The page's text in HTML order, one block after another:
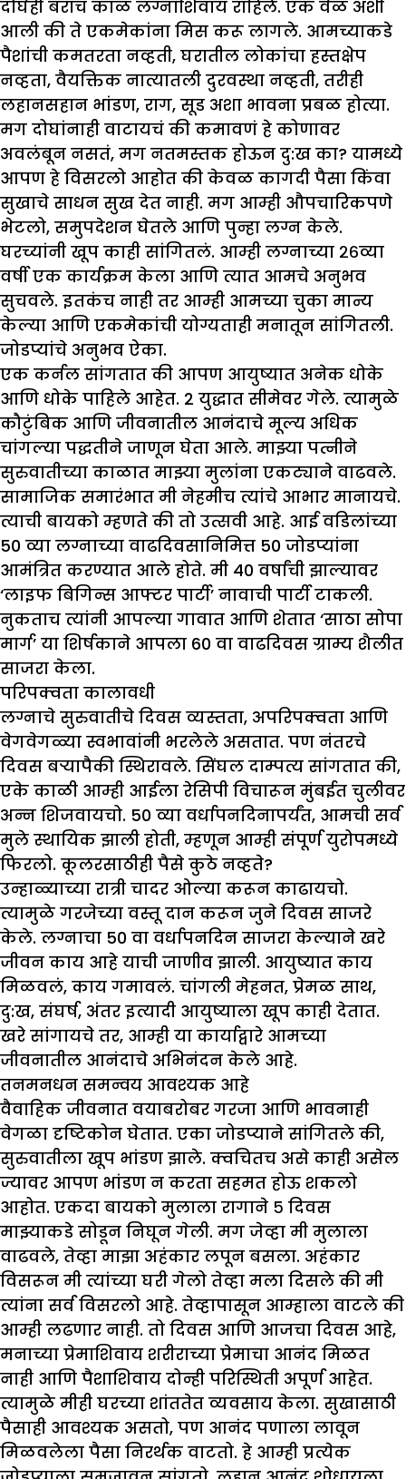
दोघेही बराच काळ लग्नाशिवाय राहिले. एक वेळ अशी
आली की ते एकमेकांना मिस करू लागले. आमच्याकडे
पैशांची कमतरता नव्हती, घरातील लोकांचा हस्तक्षेप
नव्हता, वैयक्तिक नात्यातली दुरवस्था नव्हती, तरीही
लहानसहान भांडण, राग, सूड अशा भावना प्रबळ होत्या.
मग दोघांनाही वाटायचं की कमावणं हे कोणावर
अवलंबून नसतं, मग नतमस्तक होऊन दु:ख का? यामध्ये
आपण हे विसरलो आहोत की केवळ कागदी पैसा किंवा
सुखाचे साधन सुख देत नाही. मग आम्ही औपचारिकपणे
भेटलो, समुपदेशन घेतले आणि पुन्हा लग्न केले.
घरच्यांनी खूप काही सांगितलं. आम्ही लग्नाच्या २६व्या
वर्षी एक कार्यक्रम केला आणि त्यात आमचे अनुभव
सुचवले. इतकंच नाही तर आम्ही आमच्या चुका मान्य
केल्या आणि एकमेकांची योग्यताही मनातून सांगितली.
जोडप्यांचे अनुभव ऐका.
एक कर्नल सांगतात की आपण आयुष्यात अनेक धोके
आणि धोके पाहिले आहेत. 2 युद्धात सीमेवर गेले. त्यामुळे
कौटुंबिक आणि जीवनातील आनंदाचे मूल्य अधिक
चांगल्या पद्धतीने जाणून घेता आले. माझ्या पत्नीने
सुरुवातीच्या काळात माझ्या मुलांना एकट्याने वाढवले.
सामाजिक समारंभात मी नेहमीच त्यांचे आभार मानायचे.
त्याची बायको म्हणते की तो उत्सवी आहे. आई वडिलांच्या
50 व्या लग्नाच्या वाढदिवसानिमित्त 50 जोडप्यांना
आमंत्रित करण्यात आले होते. मी 40 वर्षांची झाल्यावर
‘लाइफ बिगिन्स आफ्टर पार्टी’ नावाची पार्टी टाकली.
नुकताच त्यांनी आपल्या गावात आणि शेतात ‘साठा सोपा
मार्ग’ या शिर्षकाने आपला 60 वा वाढदिवस ग्राम्य शैलीत
साजरा केला.
परिपक्वता कालावधी
लग्नाचे सुरुवातीचे दिवस व्यस्तता, अपरिपक्वता आणि
वेगवेगळ्या स्वभावांनी भरलेले असतात. पण नंतरचे
दिवस बऱ्यापैकी स्थिरावले. सिंघल दाम्पत्य सांगतात की,
एके काळी आम्ही आईला रेसिपी विचारून मुंबईत चुलीवर
अन्न शिजवायचो. 50 व्या वर्धापनदिनापर्यंत, आमची सर्व
मुले स्थायिक झाली होती, म्हणून आम्ही संपूर्ण युरोपमध्ये
फिरलो. कूलरसाठीही पैसे कुठे नव्हते?
उन्हाळ्याच्या रात्री चादर ओल्या करून काढायचो.
त्यामुळे गरजेच्या वस्तू दान करून जुने दिवस साजरे
केले. लग्नाचा 50 वा वर्धापनदिन साजरा केल्याने खरे
जीवन काय आहे याची जाणीव झाली. आयुष्यात काय
मिळवलं, काय गमावलं. चांगली मेहनत, प्रेमळ साथ,
दु:ख, संघर्ष, अंतर इत्यादी आयुष्याला खूप काही देतात.
खरे सांगायचे तर, आम्ही या कार्याद्वारे आमच्या
जीवनातील आनंदाचे अभिनंदन केले आहे.
तनमनधन समन्वय आवश्यक आहे
वैवाहिक जीवनात वयाबरोबर गरजा आणि भावनाही
वेगळा दृष्टिकोन घेतात. एका जोडप्याने सांगितले की,
सुरुवातीला खूप भांडण झाले. क्वचितच असे काही असेल
ज्यावर आपण भांडण न करता सहमत होऊ शकलो
आहोत. एकदा बायको मुलाला रागाने ५ दिवस
माझ्याकडे सोडून निघून गेली. मग जेव्हा मी मुलाला
वाढवले, तेव्हा माझा अहंकार लपून बसला. अहंकार
विसरून मी त्यांच्या घरी गेलो तेव्हा मला दिसले की मी
त्यांना सर्व विसरलो आहे. तेव्हापासून आम्हाला वाटले की
आम्ही लढणार नाही. तो दिवस आणि आजचा दिवस आहे,
मनाच्या प्रेमाशिवाय शरीराच्या प्रेमाचा आनंद मिळत
नाही आणि पैशाशिवाय दोन्ही परिस्थिती अपूर्ण आहेत.
त्यामुळे मीही घरच्या शांततेत व्यवसाय केला. सुखासाठी
पैसाही आवश्यक असतो, पण आनंद पणाला लावून
मिळवलेला पैसा निरर्थक वाटतो. हे आम्ही प्रत्येक